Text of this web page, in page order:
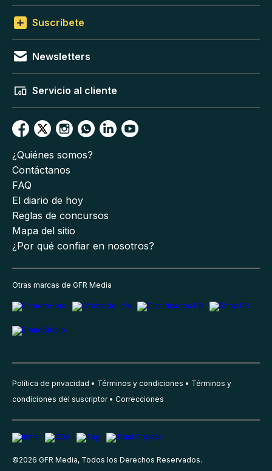
Suscríbete
Newsletters
Servicio al cliente
¿Quiénes somos?
Contáctanos
FAQ
El diario de hoy
Reglas de concursos
Mapa del sitio
¿Por qué confiar en nosotros?
Otras marcas de GFR Media
Política de privacidad Términos y condiciones
Términos y
condiciones del suscriptor
Correcciones
©2026 GFR Media, Todos los Derechos Reservados.